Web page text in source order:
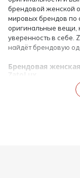
брендовой женской
мировых брендов по
оригинальные вещи,
уверенность в себе.
найдёт брендовую
Брендовая
ZatoLux — это
в котором
оригинальные